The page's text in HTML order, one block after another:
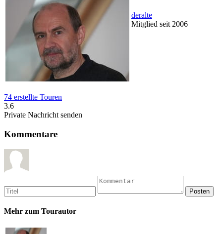
deralte
Mitglied seit 2006
74 erstellte Touren
3.6
Private Nachricht senden
Kommentare
Mehr zum Tourautor